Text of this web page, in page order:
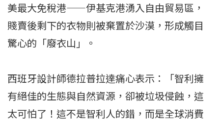
美最大免稅港——伊基克港湧入自由貿易區，
賤賣後剩下的衣物則被棄置於沙漠，形成觸目
驚心的「廢衣山」。
西班牙設計師德拉普拉達痛心表示：「智利擁
有絕佳的生態與自然資源，卻被垃圾侵蝕，這
太可怕了！這不是智利人的錯，而是全球消費